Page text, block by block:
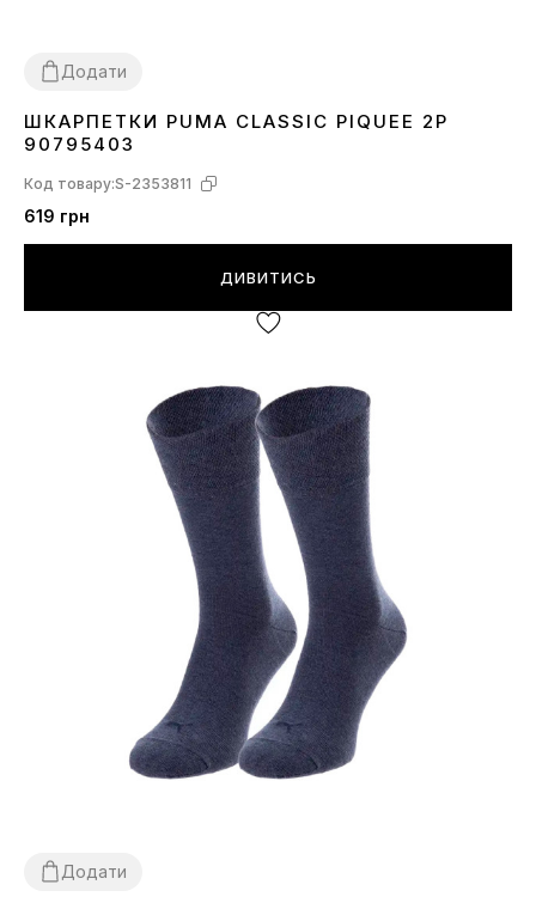
Додати
30-34 39-4243-46
ШКАРПЕТКИ PUMA CLASSIC PIQUEE 2P
90795403
Код товару:S-2353811
619 грн
ДИВИТИСЬ
Додати